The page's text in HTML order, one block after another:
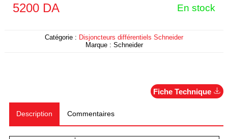
5200DA En stock
Catégorie : Disjoncteurs différentiels Schneider
Marque : Schneider
Fiche Technique
Description Commentaires